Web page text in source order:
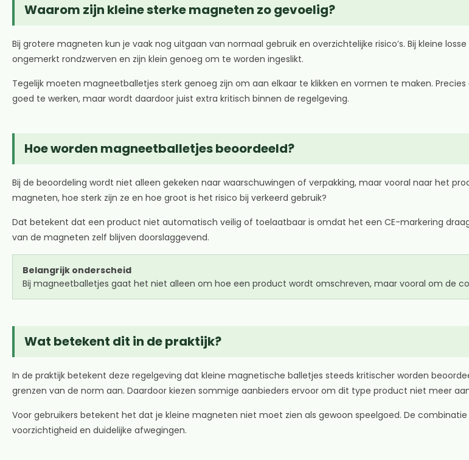
Waarom zijn kleine sterke magneten zo gevoelig?
Bij grotere magneten kun je vaak nog uitgaan van normaal gebruik en overzichtelijke risico’s. Bij kleine
ongemerkt rondzwerven en zijn klein genoeg om te worden ingeslikt.
Tegelijk moeten magneetballetjes sterk genoeg zijn om aan elkaar te klikken en vormen te maken.
goed te werken, maar wordt daardoor juist extra kritisch binnen de regelgeving.
Hoe worden magneetballetjes beoordeeld?
Bij de beoordeling wordt niet alleen gekeken naar waarschuwingen of verpakking, maar vooral naar het
magneten, hoe sterk zijn ze en hoe groot is het risico bij verkeerd gebruik?
Dat betekent dat een product niet automatisch veilig of toelaatbaar is omdat het een CE-markering
van de magneten zelf blijven doorslaggevend.
Belangrijk onderscheid
Bij magneetballetjes gaat het niet alleen om hoe een product wordt omschreven, maar vooral om de
Wat betekent dit in de praktijk?
In de praktijk betekent deze regelgeving dat kleine magnetische balletjes steeds kritischer worden
grenzen van de norm aan. Daardoor kiezen sommige aanbieders ervoor om dit type product niet meer
Voor gebruikers betekent het dat je kleine magneten niet moet zien als gewoon speelgoed. De
voorzichtigheid en duidelijke afwegingen.